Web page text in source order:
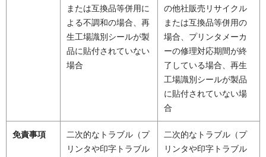
または互換品等併用に
よる不調和の場合、再
生工場識別シールが製
品に貼付されていない
場合
の他社販売リサイクル
または互換品等併用の
場合、プリンタメーカ
ーの修理対応期間が終
了している場合、再生
工場識別シールが製品
に貼付されていない場
合
免責事項
二次的なトラブル（プ
リンタや印字トラブル
二次的なトラブル（プ
リンタや印字トラブル